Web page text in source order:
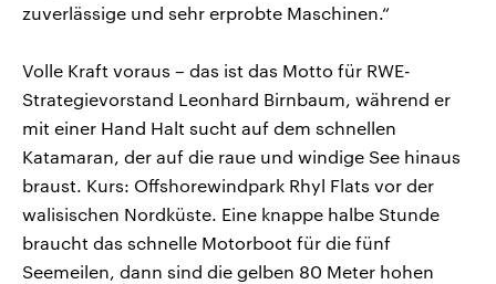
zuverlässige und sehr erprobte Maschinen.“
Volle Kraft voraus – das ist das Motto für RWE-
Strategievorstand Leonhard Birnbaum, während er
mit einer Hand Halt sucht auf dem schnellen
Katamaran, der auf die raue und windige See hinaus
braust. Kurs: Offshorewindpark Rhyl Flats vor der
walisischen Nordküste. Eine knappe halbe Stunde
braucht das schnelle Motorboot für die fünf
Seemeilen, dann sind die gelben 80 Meter hohen